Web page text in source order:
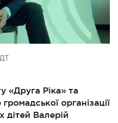
«Друга Ріка» та
організації
Валерій